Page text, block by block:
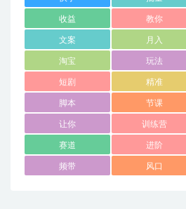
收益 教你
文案 月入
淘宝 玩法
短剧 精准
脚本 节课
让你 训练营
赛道 进阶
频带 风口